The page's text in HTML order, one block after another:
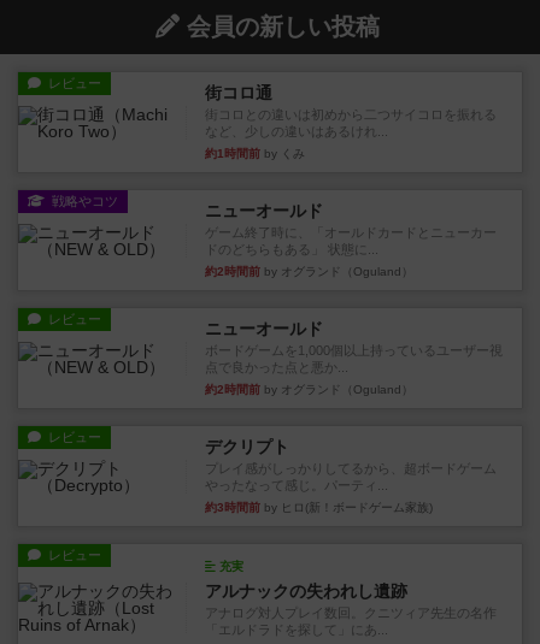
会員の新しい投稿
レビュー 街コロ通
街コロとの違いは初めから二つサイコロを振れる
など、少しの違いはあるけれ...
約1時間前 by くみ
戦略やコツ ニューオールド
ゲーム終了時に、「オールドカードとニューカー
ドのどちらもある」 状態に...
約2時間前 by オグランド（Oguland）
レビュー ニューオールド
ボードゲームを1,000個以上持っているユーザー視
点で良かった点と悪か...
約2時間前 by オグランド（Oguland）
レビュー デクリプト
プレイ感がしっかりしてるから、超ボードゲーム
やったなって感じ。パーティ...
約3時間前 by ヒロ(新！ボードゲーム家族)
レビュー
充実
アルナックの失われし遺跡
アナログ対人プレイ数回。クニツィア先生の名作
「エルドラドを探して」にあ...